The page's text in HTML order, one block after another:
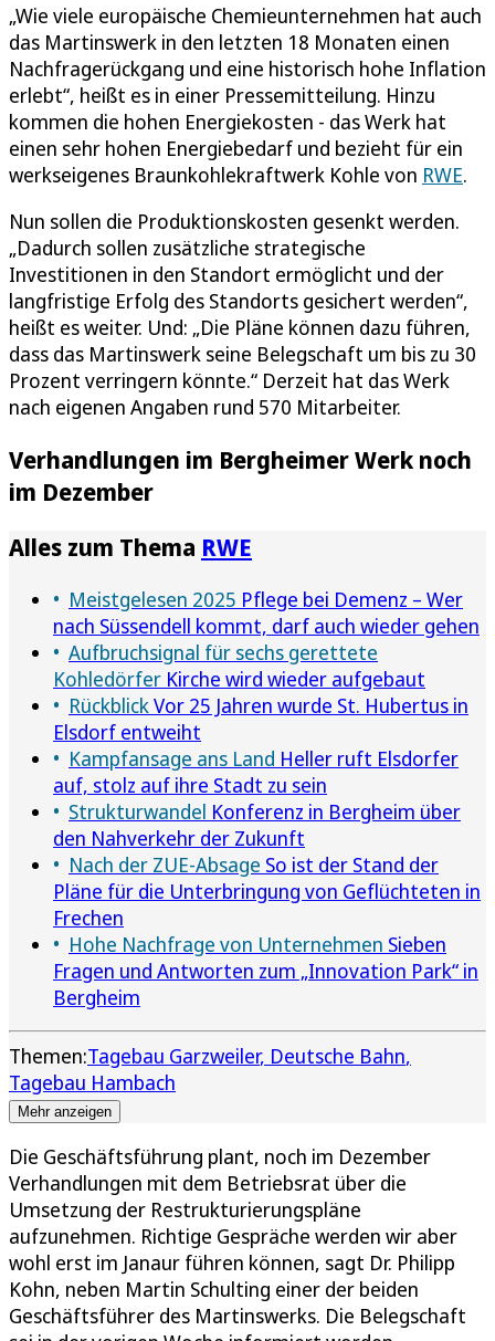
„Wie viele europäische Chemieunternehmen hat auch
das Martinswerk in den letzten 18 Monaten einen
Nachfragerückgang und eine historisch hohe Inflation
erlebt“, heißt es in einer Pressemitteilung. Hinzu
kommen die hohen Energiekosten - das Werk hat
einen sehr hohen Energiebedarf und bezieht für ein
werkseigenes Braunkohlekraftwerk Kohle von RWE.
Nun sollen die Produktionskosten gesenkt werden.
„Dadurch sollen zusätzliche strategische
Investitionen in den Standort ermöglicht und der
langfristige Erfolg des Standorts gesichert werden“,
heißt es weiter. Und: „Die Pläne können dazu führen,
dass das Martinswerk seine Belegschaft um bis zu 30
Prozent verringern könnte.“ Derzeit hat das Werk
nach eigenen Angaben rund 570 Mitarbeiter.
Verhandlungen im Bergheimer Werk noch
im Dezember
Alles zum Thema RWE
Meistgelesen 2025 Pflege bei Demenz – Wer
nach Süssendell kommt, darf auch wieder gehen
Aufbruchsignal für sechs gerettete
Kohledörfer Kirche wird wieder aufgebaut
RückblickVor 25 Jahren wurde St. Hubertus in
Elsdorf entweiht
Kampfansage ans Land Heller ruft Elsdorfer
auf, stolz auf ihre Stadt zu sein
Strukturwandel Konferenz in Bergheim über
den Nahverkehr der Zukunft
Nach der ZUE-Absage So ist der Stand der
Pläne für die Unterbringung von Geflüchteten in
Frechen
Hohe Nachfrage von Unternehmen Sieben
Fragen und Antworten zum „Innovation Park“ in
Bergheim
Themen:Tagebau Garzweiler Deutsche Bahn
Tagebau Hambach
Mehr anzeigen
Die Geschäftsführung plant, noch im Dezember
Verhandlungen mit dem Betriebsrat über die
Umsetzung der Restrukturierungspläne
aufzunehmen. Richtige Gespräche werden wir aber
wohl erst im Janaur führen können, sagt Dr. Philipp
Kohn, neben Martin Schulting einer der beiden
Geschäftsführer des Martinswerks. Die Belegschaft